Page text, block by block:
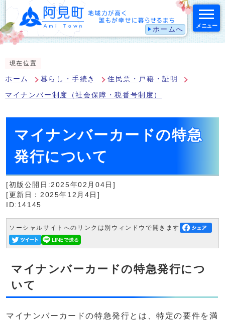
ホームへ メニュー
現在位置
ホーム 暮らし・手続き 住民票・戸籍・証明
マイナンバー制度（社会保障・税番号制度）
マイナンバーカードの特急
発行について
[初版公開日:2025年02月04日]
[更新日：2025年12月4日]
ID:14145
ソーシャルサイトへのリンクは別ウィンドウで開きます
マイナンバーカードの特急発行につ
いて
マイナンバーカードの特急発行とは、特定の要件を満